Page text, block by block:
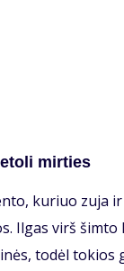
mir­ties
ku­riuo zu­ja
Il­gas virš
to­dėl to­kios